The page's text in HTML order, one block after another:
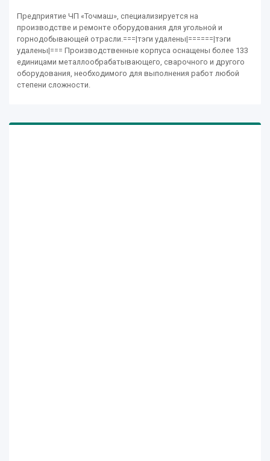
Предприятие ЧП «Точмаш», специализируется на
производстве и ремонте оборудования для угольной и
горнодобывающей отрасли.===|тэги удалены|======|тэги
удалены|=== Производственные корпуса оснащены более 133
единицами металлообрабатывающего, сварочного и другого
оборудования, необходимого для выполнения работ любой
степени сложности.